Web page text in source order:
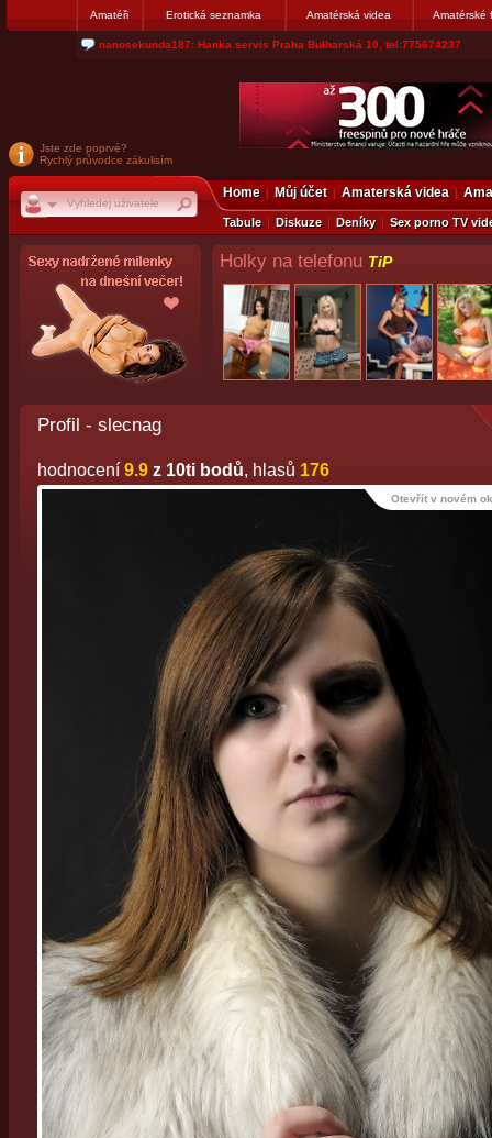
Amatéři Erotická seznamka Amatérská videa Amatérské
jjoseff: Najde se par, ktery nekdy přemýšlel o divákovi. Napiste
Jste zde poprvé?
Rychlý průvodce zákulisím
Home Můj účet Amaterská videa
Tabule Diskuze Deníky Sex porno TV
Holky na telefonu TiP
Profil - slecnag
hodnocení9.9z 10ti bodů, hlasů 176
Otevřít v novém